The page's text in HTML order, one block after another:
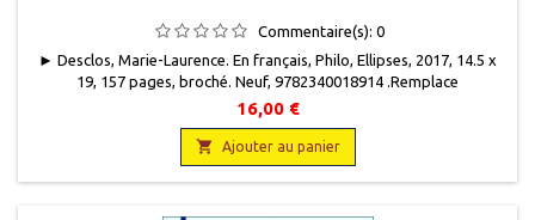
Commentaire(s): 0
► Desclos, Marie-Laurence. En français, Philo, Ellipses, 2017, 14.5 x
19, 157 pages, broché. Neuf, 9782340018914 .Remplace
l'isbn 9782729802974 indisponible chez l'éditeur.
16,00 €
 Ajouter au panier